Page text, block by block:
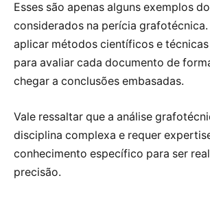
Esses são apenas alguns exemplos
considerados na perícia
aplicar métodos científicos e
para avaliar cada documento de
chegar a conclusões embasadas.
Vale ressaltar que a análise
disciplina complexa e requer
conhecimento específico para ser
precisão.